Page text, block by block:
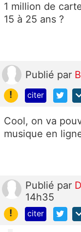
1 million de
15 à 25 ans ?
Publié par
!
citer
Cool, on va
musique en
Publié par
14h35
!
citer